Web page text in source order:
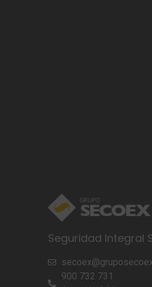
Seguridad Integral
900 732 731